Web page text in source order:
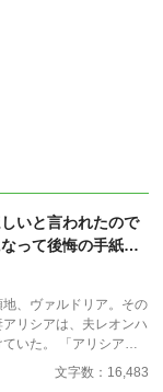
いと言われたので
って後悔の手紙が
、ヴァルドリア。その
リシアは、夫レオンハ
いた。 「アリシア、
離れてもらいたい」
ように低く、落ち着い
文字数：16,483